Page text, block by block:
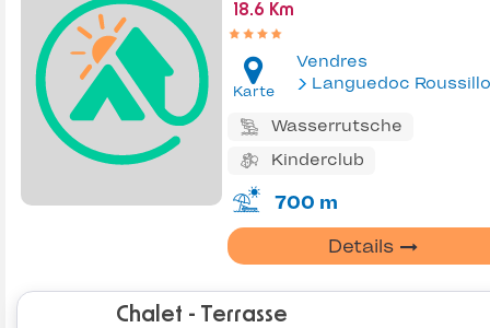
18.6 Km
Karte
Vendres
Languedoc
Wasserrutsche
Kinderclub
700 m
Details
Chalet - Terrasse